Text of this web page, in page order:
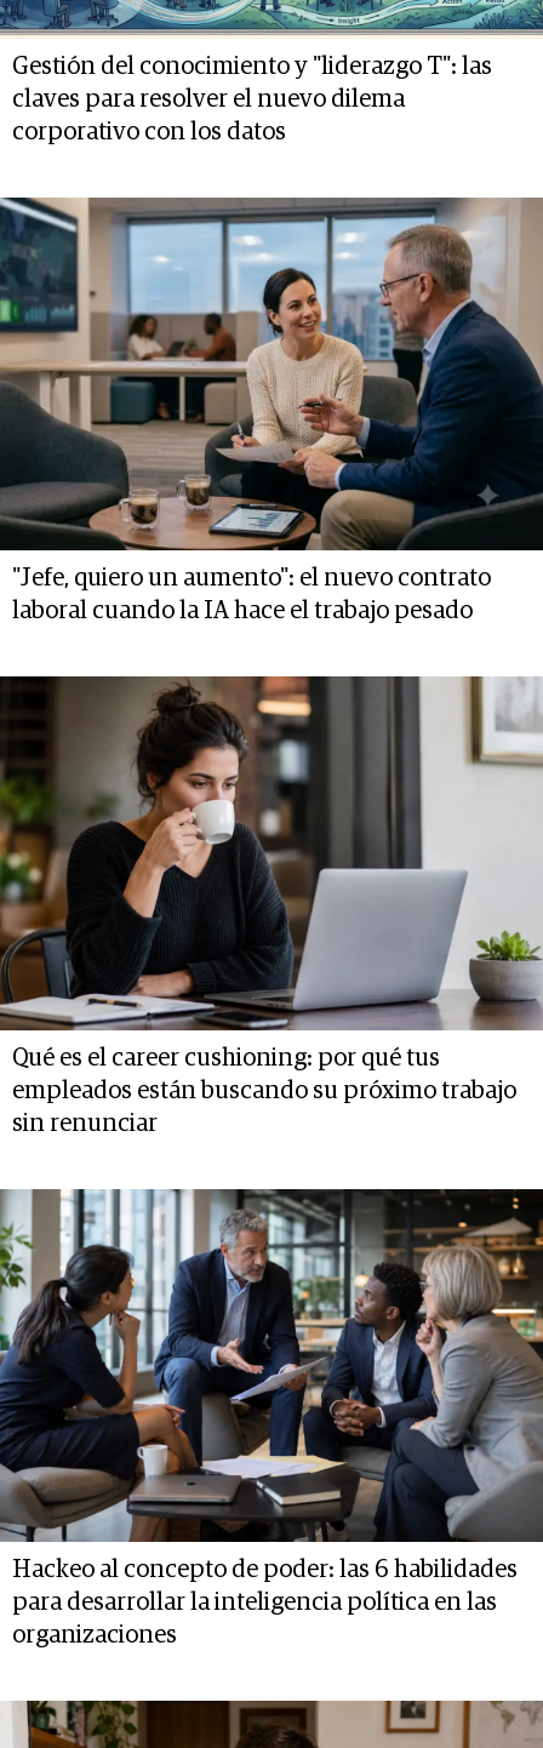
Gestión del conocimiento y "liderazgo T": las
claves para resolver el nuevo dilema
corporativo con los datos
"Jefe, quiero un aumento": el nuevo contrato
laboral cuando la IA hace el trabajo pesado
Qué es el career cushioning: por qué tus
empleados están buscando su próximo trabajo
sin renunciar
Hackeo al concepto de poder: las 6 habilidades
para desarrollar la inteligencia política en las
organizaciones